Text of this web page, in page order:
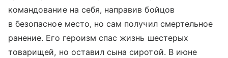
командование на себя, направив бойцов
в безопасное место, но сам получил смертельное
ранение. Его героизм спас жизнь шестерых
товарищей, но оставил сына сиротой. В июне